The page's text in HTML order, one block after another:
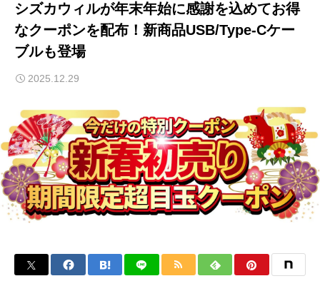
シズカウィルが年末年始に感謝を込めてお得
なクーポンを配布！新商品USB/Type-Cケー
ブルも登場
2025.12.29